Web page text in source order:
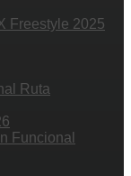
Freestyle 2025
Ruta
Funcional